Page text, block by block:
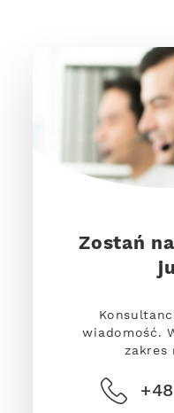
Zostań
wiadomość.
zakres